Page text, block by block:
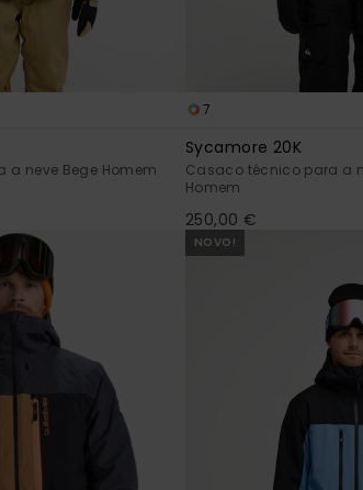
neve Bege Homem
7
Sycamore 20K
Casaco técnico para a
Homem
250,00 €
NOVO!